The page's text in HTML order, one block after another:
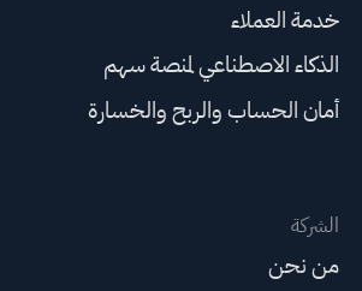
خدمة العملاء
الذكاء الاصطناعي لمنصة سهم
أمان الحساب والربح والخسارة
الشركة
من نحن